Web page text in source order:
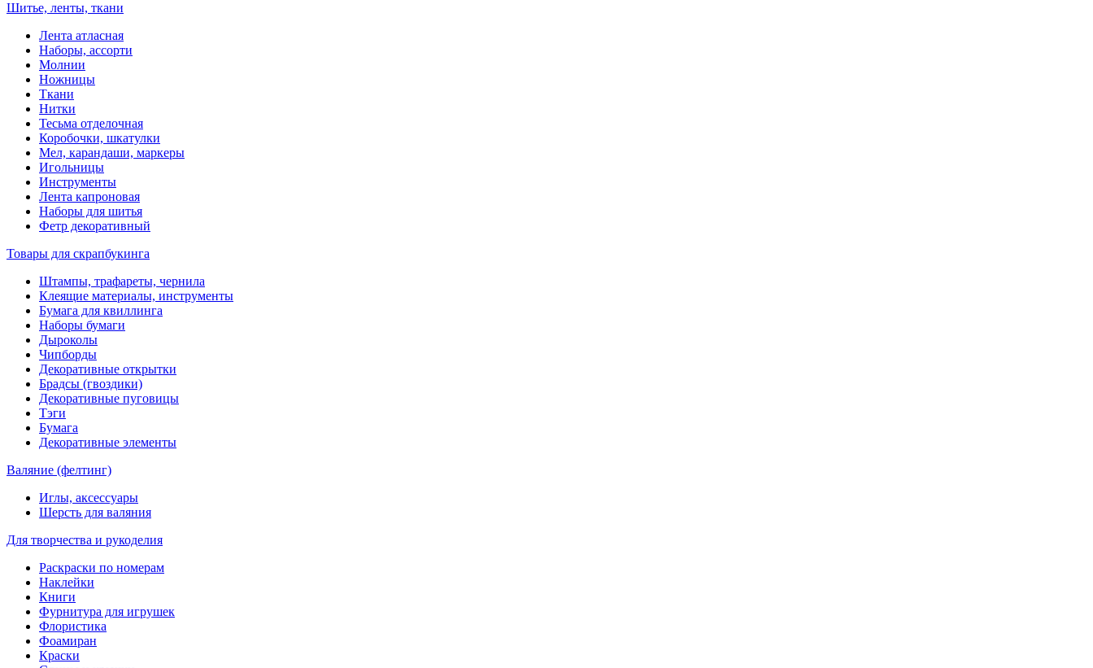
Шитье, ленты, ткани
Лента атласная
Наборы, ассорти
Молнии
Ножницы
Ткани
Нитки
Тесьма отделочная
Коробочки, шкатулки
Мел, карандаши, маркеры
Игольницы
Инструменты
Лента капроновая
Наборы для шитья
Фетр декоративный
Товары для скрапбукинга
Штампы, трафареты, чернила
Клеящие материалы, инструменты
Бумага для квиллинга
Наборы бумаги
Дыроколы
Чипборды
Декоративные открытки
Брадсы (гвоздики)
Декоративные пуговицы
Тэги
Бумага
Декоративные элементы
Валяние (фелтинг)
Иглы, аксессуары
Шерсть для валяния
Для творчества и рукоделия
Раскраски по номерам
Наклейки
Книги
Фурнитура для игрушек
Флористика
Фоамиран
Краски